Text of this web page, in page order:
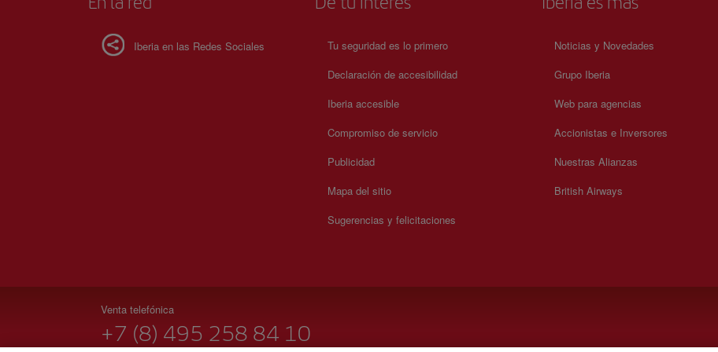
siempre con la proximidad y facilidad de acceso que hacen de Lyon
oficial.
Iberia en las Redes Sociales
Tu seguridad es lo primero
Declaración de accesibilidad
Iberia accesible
Compromiso de servicio
Publicidad
Mapa del sitio
Sugerencias y felicitaciones
Noticias y Novedades
Grupo Iberia
Web para agencias
Accionistas e Inversores
Nuestras Alianzas
British Airways
Venta telefónica
+7 (8) 495 258 84 10